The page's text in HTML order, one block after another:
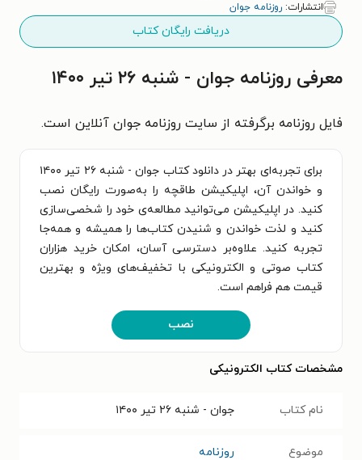
انتشارات: روزنامه جوان
دریافت رایگان کتاب
معرفی روزنامه جوان - شنبه ۲۶ تير ۱۴۰۰
فایل روزنامه برگرفته از سایت روزنامه جوان آنلاین است.
برای تجربه‌ای بهتر در دانلود کتاب جوان - شنبه ۲۶ تير ۱۴۰۰
و خواندن آن، اپلیکیشن طاقچه را به‌صورت رایگان نصب
کنید. در اپلیکیشن می‌توانید مطالعه‌ی خود را شخصی‌سازی
کنید و لذت خواندن و شنیدن کتاب‌ها را همیشه و همه‌جا
تجربه کنید. علاوه‌بر دسترسی آسان، امکان خرید هزاران
کتاب صوتی و الکترونیکی با تخفیف‌های ویژه و بهترین
قیمت هم فراهم است.
نصب
مشخصات کتاب الکترونیکی
نام کتاب جوان - شنبه ۲۶ تير ۱۴۰۰
موضوع روزنامه